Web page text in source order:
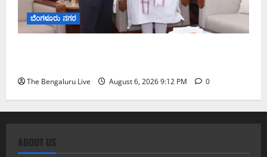
ಬೆಂಗಳೂರು ನಗರ
The Bengaluru Live August 6, 2026 9:12 PM 0
ABOUT US